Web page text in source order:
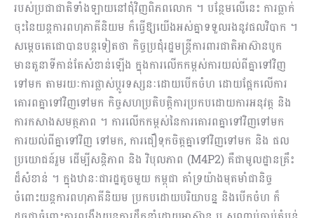
របស់ប្រជាជាតិទាំងឡាយនៅជុំវិញពិភពលោក ។ បន្ថែមលើនេះ ការធ្លាក់
ចុះនៃយន្តការពហុភាគីនិយម ក៏ធ្វើឱ្យយើងអស់គ្នាទទួលរងនូវផលវិបាក ។
សម្ដេចតេជោបានបន្តទៀតថា កិច្ចប្រជុំរដ្ឋមន្ត្រីការពារជាតិអាស៊ានបូក
មានតួនាទីកាន់តែសំខាន់ឡើង ក្នុងការលើកកម្ពស់ការយល់ពីគ្នាទៅវិញ
ទៅមក តាមរយៈការផ្លាស់ប្តូរទស្សនៈដោយបើកចំហ ដោយផ្អែកលើការ
គោរពគ្នាទៅវិញទៅមក កិច្ចសហប្រតិបត្តិការប្រកបដោយការអនុវត្ត និង
ការកសាងសមត្ថភាព ។ ការលើកកម្ពស់នៃការគោរពគ្នាទៅវិញទៅមក
ការយល់ពីគ្នាទៅវិញ ទៅមក, ការជឿទុកចិត្តគ្នាទៅវិញទៅមក និង ផល
ប្រយោជន៍រួម ដើម្បីសន្តិភាព និង វិបុលភាព (M4P2) គឺជាមូលដ្ឋានគ្រឹះ
ដ៏សំខាន់ ។ ក្នុងឋានៈជារដ្ឋតូចមួយ កម្ពុជា គាំទ្រយ៉ាងមុតមាំជានិច្ច
ចំពោះយន្តការពហុភាគីនិយម ប្រកបដោយបរិយាបន្ន និងបើកចំហ ក៏